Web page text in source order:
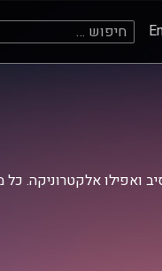
חיפוש: